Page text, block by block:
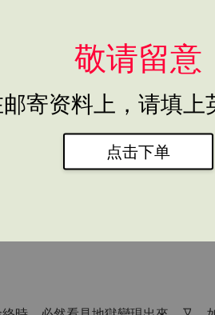
敬请留意
寄资料上，请填上
点击下单
陰間」，我親自看見了「地獄變現